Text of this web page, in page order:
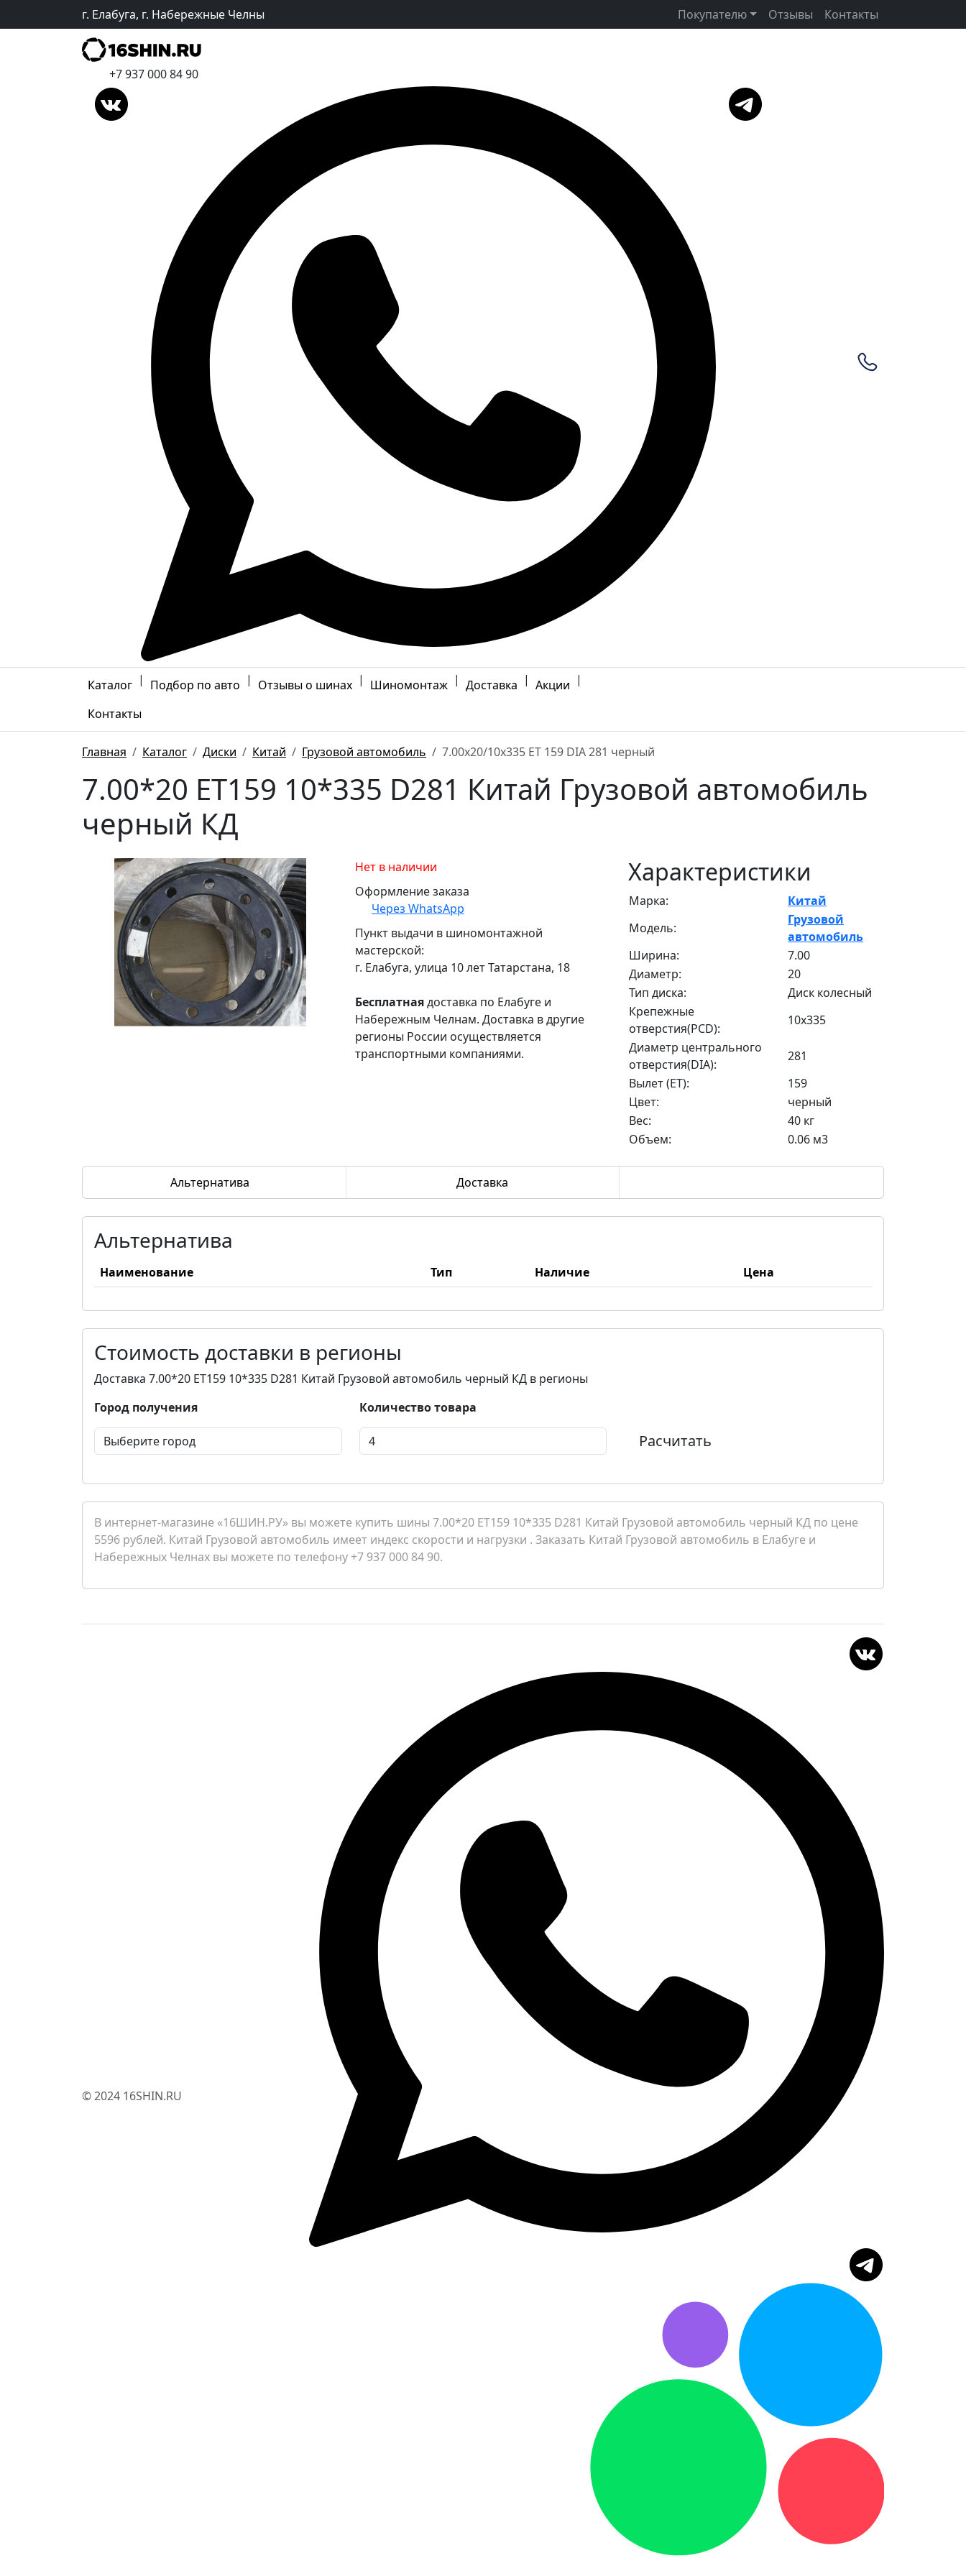
г. Елабуга, г. Набережные Челны Покупателю Отзывы Контакты
+7 937 000 84 90
Каталог | Подбор по авто | Отзывы о шинах | Шиномонтаж | Доставка | Акции |
Контакты
Главная Каталог Диски Китай Грузовой автомобиль 7.00x20/10x335 ET 159 DIA 281 черный
7.00*20 ET159 10*335 D281 Китай Грузовой автомобиль
черный КД
Нет в наличии
Оформление заказа
Через WhatsApp
Пункт выдачи в шиномонтажной
мастерской:
г. Елабуга, улица 10 лет Татарстана, 18
Бесплатнаядоставка по Елабуге и
Набережным Челнам. Доставка в другие
регионы России осуществляется
транспортными компаниями.
Характеристики
Марка:
Китай
Модель:
Грузовой
автомобиль
Ширина:
7.00
Диаметр:
20
Тип диска:
Диск колесный
Крепежные
отверстия(PCD):
10x335
Диаметр центрального
отверстия(DIA):
281
Вылет (ET):
159
Цвет:
черный
Вес:
40 кг
Объем:
0.06 м3
Альтернатива Доставка
Альтернатива
Наименование Тип Наличие Цена
Стоимость доставки в регионы
Доставка 7.00*20 ET159 10*335 D281 Китай Грузовой автомобиль черный КД в регионы
Город получения
Количество товара
Расчитать
В интернет-магазине «16ШИН.РУ» вы можете купить шины 7.00*20 ET159 10*335 D281 Китай Грузовой автомобиль черный КД по цене
5596 рублей. Китай Грузовой автомобиль имеет индекс скорости и нагрузки . Заказать Китай Грузовой автомобиль в Елабуге и
Набережных Челнах вы можете по телефону +7 937 000 84 90.
© 2024 16SHIN.RU